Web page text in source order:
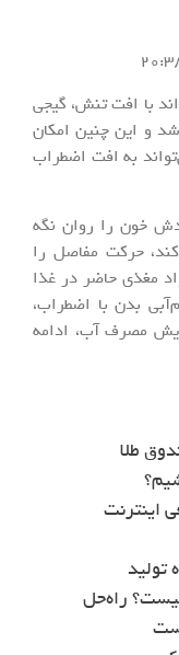
با افت تنش، گیجی
و این چنین امکان
به افت اضطراب
خون را روان نگه
حرکت مفاصل را
مغذی حاضر در غذا
بدن با اضطراب،
مصرف آب، ادامه
طلا
اینترنت
تولید
راه‌حل